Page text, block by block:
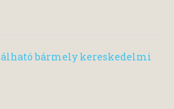
bármely kereskedelmi